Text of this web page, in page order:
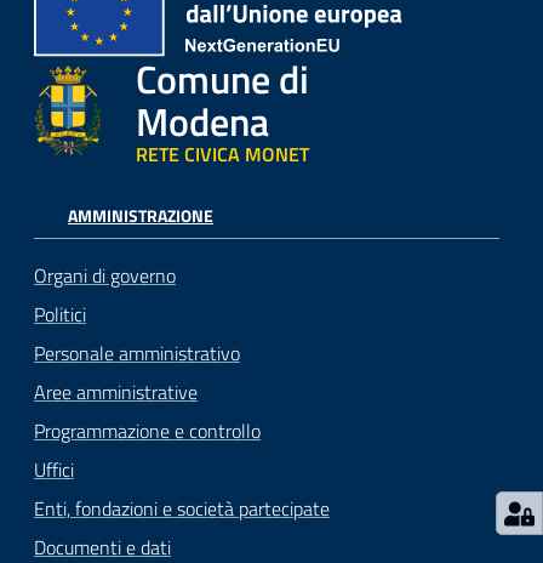
Comune di
Modena
RETE CIVICA MONET
AMMINISTRAZIONE
Organi di governo
Politici
Personale amministrativo
Aree amministrative
Programmazione e controllo
Uffici
Enti, fondazioni e società partecipate
Documenti e dati